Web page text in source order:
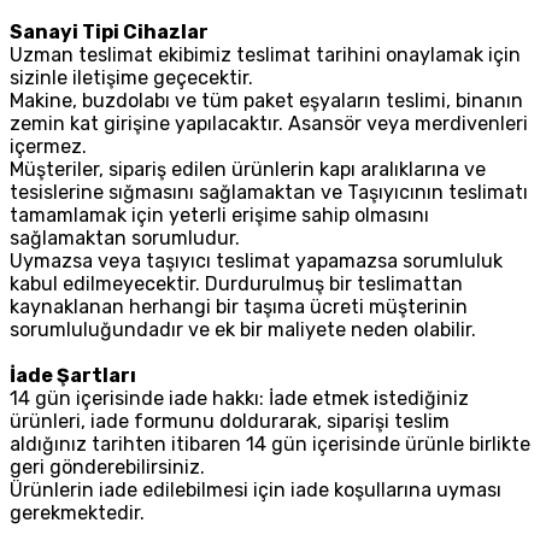
Sanayi Tipi Cihazlar
Uzman teslimat ekibimiz teslimat tarihini onaylamak için
sizinle iletişime geçecektir.
Makine, buzdolabı ve tüm paket eşyaların teslimi, binanın
zemin kat girişine yapılacaktır. Asansör veya merdivenleri
içermez.
Müşteriler, sipariş edilen ürünlerin kapı aralıklarına ve
tesislerine sığmasını sağlamaktan ve Taşıyıcının teslimatı
tamamlamak için yeterli erişime sahip olmasını
sağlamaktan sorumludur.
Uymazsa veya taşıyıcı teslimat yapamazsa sorumluluk
kabul edilmeyecektir. Durdurulmuş bir teslimattan
kaynaklanan herhangi bir taşıma ücreti müşterinin
sorumluluğundadır ve ek bir maliyete neden olabilir.
İade Şartları
14 gün içerisinde iade hakkı: İade etmek istediğiniz
ürünleri, iade formunu doldurarak, siparişi teslim
aldığınız tarihten itibaren 14 gün içerisinde ürünle birlikte
geri gönderebilirsiniz.
Ürünlerin iade edilebilmesi için iade koşullarına uyması
gerekmektedir.